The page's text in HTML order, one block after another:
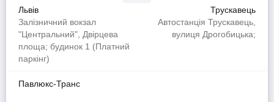
Львів
Трускавець
Залізничний вокзал
"Центральний", Двірцева
площа; будинок 1 (Платний
паркінг)
Автостанція Трускавець,
вулиця Дрогобицька;
Павлюкс-Транс